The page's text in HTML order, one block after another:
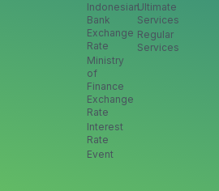
Ultimate
Services
Regular
Services
Indonesian
Bank
Exchange
Rate
Ministry
of
Finance
Exchange
Rate
Interest
Rate
Event